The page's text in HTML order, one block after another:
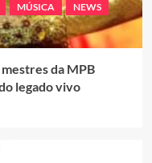
MÚSICA
NEWS
da MPB
legado vivo